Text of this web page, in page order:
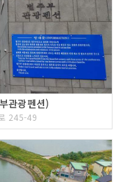
관광펜션)
245-49